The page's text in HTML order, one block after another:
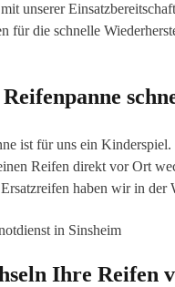
unserer
für die schnelle
ist für uns ein
Reifen direkt vor Ort
haben wir in
Ihre Reifen